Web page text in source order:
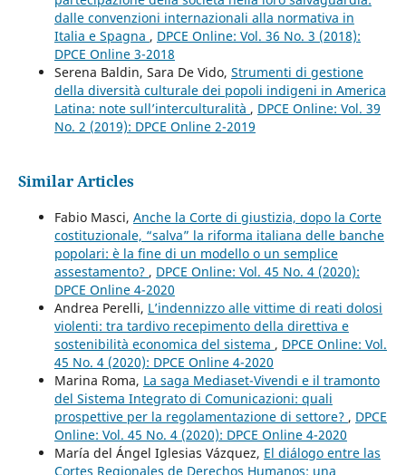
dalle convenzioni internazionali alla normativa in
Italia e Spagna , DPCE Online: Vol. 36 No. 3 (2018):
DPCE Online 3-2018
Serena Baldin, Sara De Vido, Strumenti di gestione
della diversità culturale dei popoli indigeni in America
Latina: note sull’interculturalità , DPCE Online: Vol. 39
No. 2 (2019): DPCE Online 2-2019
Similar Articles
Fabio Masci, Anche la Corte di giustizia, dopo la Corte
costituzionale, “salva” la riforma italiana delle banche
popolari: è la fine di un modello o un semplice
assestamento? , DPCE Online: Vol. 45 No. 4 (2020):
DPCE Online 4-2020
Andrea Perelli, L’indennizzo alle vittime di reati dolosi
violenti: tra tardivo recepimento della direttiva e
sostenibilità economica del sistema , DPCE Online: Vol.
45 No. 4 (2020): DPCE Online 4-2020
Marina Roma, La saga Mediaset-Vivendi e il tramonto
del Sistema Integrato di Comunicazioni: quali
prospettive per la regolamentazione di settore? , DPCE
Online: Vol. 45 No. 4 (2020): DPCE Online 4-2020
María del Ángel Iglesias Vázquez, El diálogo entre las
Cortes Regionales de Derechos Humanos: una